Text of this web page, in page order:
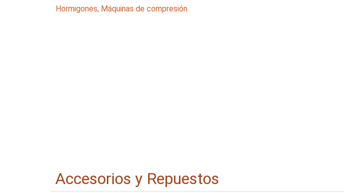
Hormigones, Máquinas de compresión
Accesorios y Repuestos